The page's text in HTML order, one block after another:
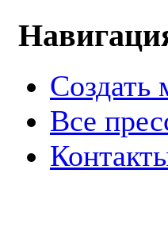
Создать
Все